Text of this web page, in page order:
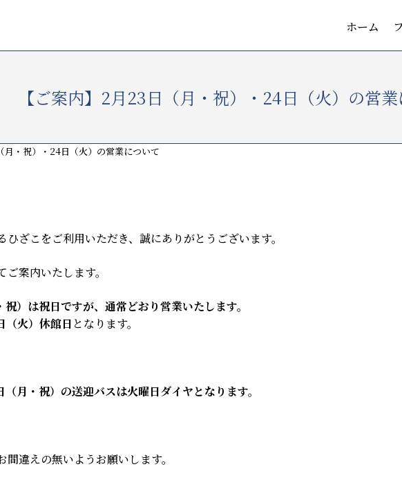
ホーム
【ご案内】2月23日（月・祝）・24日（火）の営
月・祝）・24日（火）の営業について
ひざこをご利用いただき、誠にありがとうございます。
ご案内いたします。
）は祝日ですが、通常どおり営業いたします。
（火）休館日 となります。
（月・祝）の送迎バスは火曜日ダイヤとなります。
間違えの無いようお願いします。